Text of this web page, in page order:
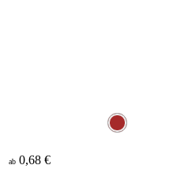
ab 0,68 €